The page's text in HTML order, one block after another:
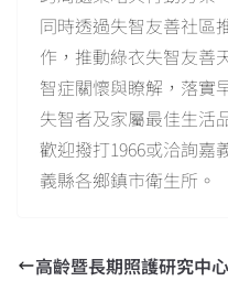
同時透過失智友善社區
作，推動綠衣失智友善
智症關懷與瞭解，落實
失智者及家屬最佳生活
歡迎撥打1966或洽詢嘉
義縣各鄉鎮市衛生所。
高齡暨長期照護研究中